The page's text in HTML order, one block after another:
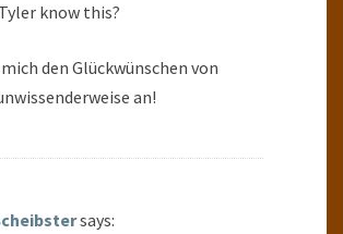
know this?
den Glückwünschen von
an!
says: